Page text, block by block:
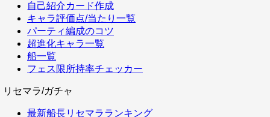
自己紹介カード作成
キャラ評価点/当たり一覧
パーティ編成のコツ
超進化キャラ一覧
船一覧
フェス限所持率チェッカー
リセマラ/ガチャ
最新船長リセマラランキング